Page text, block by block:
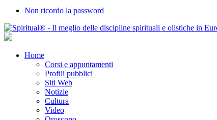
Non ricordo la password
Home
Corsi e appuntamenti
Profili pubblici
Siti Web
Notizie
Cultura
Video